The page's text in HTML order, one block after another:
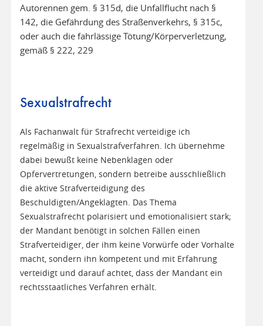
Autorennen gem. § 315d, die Unfallflucht nach §
142, die Gefährdung des Straßenverkehrs, § 315c,
oder auch die fahrlässige Tötung/Körperverletzung,
gemäß § 222, 229
Sexualstrafrecht
Als Fachanwalt für Strafrecht verteidige ich
regelmäßig in Sexualstrafverfahren. Ich übernehme
dabei bewußt keine Nebenklagen oder
Opfervertretungen, sondern betreibe ausschließlich
die aktive Strafverteidigung des
Beschuldigten/Angeklagten. Das Thema
Sexualstrafrecht polarisiert und emotionalisiert stark;
der Mandant benötigt in solchen Fällen einen
Strafverteidiger, der ihm keine Vorwürfe oder Vorhalte
macht, sondern ihn kompetent und mit Erfahrung
verteidigt und darauf achtet, dass der Mandant ein
rechtsstaatliches Verfahren erhält.